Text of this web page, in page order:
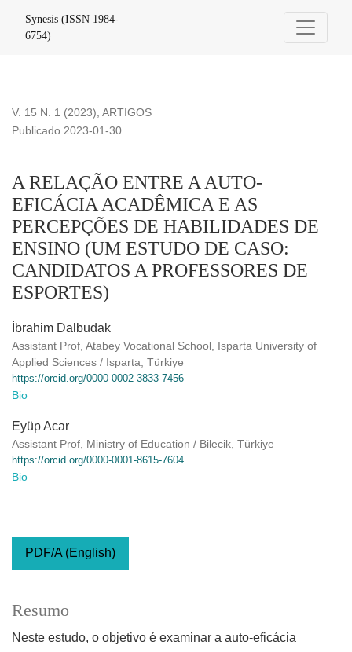
Synesis (ISSN 1984-
6754)
V. 15 N. 1 (2023), ARTIGOS
A RELAÇÃO ENTRE A AUTO-
EFICÁCIA ACADÊMICA E AS
PERCEPÇÕES DE HABILIDADES DE
ENSINO (UM ESTUDO DE CASO:
CANDIDATOS A PROFESSORES DE
ESPORTES)
Publicado 2023-01-30
İbrahim Dalbudak
Assistant Prof, Atabey Vocational School, Isparta University of
Applied Sciences / Isparta, Türkiye
https://orcid.org/0000-0002-3833-7456
Bio
Eyüp Acar
Assistant Prof, Ministry of Education / Bilecik, Türkiye
https://orcid.org/0000-0001-8615-7604
Bio
PDF/A (English)
Resumo
Neste estudo, o objetivo é examinar a auto-eficácia